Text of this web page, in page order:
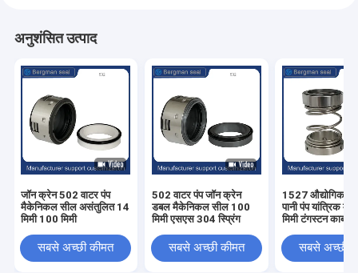
अनुशंसित उत्पाद
जॉन क्रेन 502 वाटर पंप
मैकेनिकल सील असंतुलित 14
मिमी 100 मिमी
सबसे अच्छी कीमत
502 वाटर पंप जॉन क्रेन
डबल मैकेनिकल सील 100
मिमी एसएस 304 स्प्रिंग
सबसे अच्छी कीमत
1527 औद्योगिक
पानी पंप यांत्रिक
मिमी टंगस्टन
सबसे अच्छी